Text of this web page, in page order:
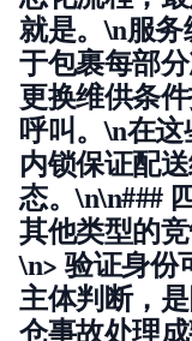
就是。\n服
于包裹每部
更换维供条
呼叫。\n在
内锁保证配
态。\n\n###
其他类型的
\n> 验证身份
主体判断，
仓事故处理